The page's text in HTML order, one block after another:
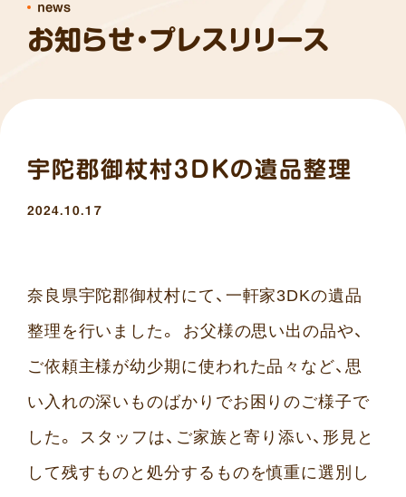
お知らせ・プレスリリース
news
宇陀郡御杖村3DKの遺品整理
2024.10.17
奈良県宇陀郡御杖村にて、一軒家3DKの遺品
整理を行いました。 お父様の思い出の品や、
ご依頼主様が幼少期に使われた品々など、思
い入れの深いものばかりでお困りのご様子で
した。 スタッフは、ご家族と寄り添い、形見と
して残すものと処分するものを慎重に選別し